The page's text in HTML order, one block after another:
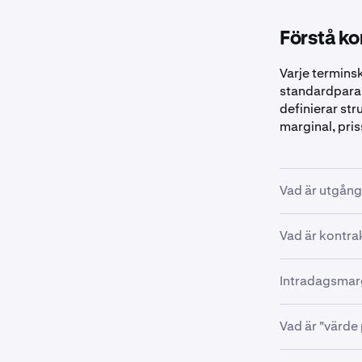
Förstå
Varje
definierar
marginal,
Vad är
Varje
För CME-
För
Vad är
CME-listade
•
För
Vad är